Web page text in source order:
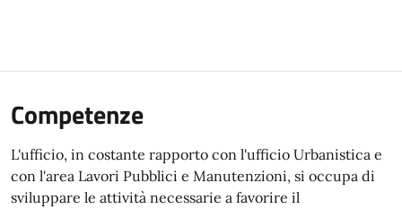
Competenze
L'ufficio, in costante rapporto con l'ufficio Urbanistica e
con l'area Lavori Pubblici e Manutenzioni, si occupa di
sviluppare le attività necessarie a favorire il